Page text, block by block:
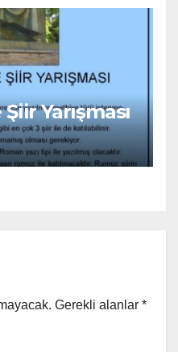
Yarışması
Gerekli alanlar *